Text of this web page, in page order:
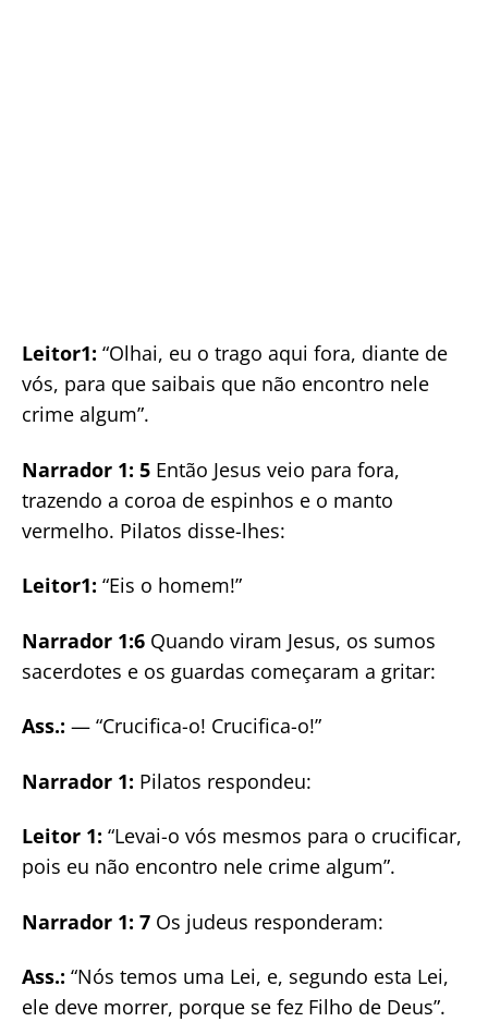
Leitor1: “Olhai, eu o trago aqui fora, diante de
vós, para que saibais que não encontro nele
crime algum”.
Narrador 1: 5 Então Jesus veio para fora,
trazendo a coroa de espinhos e o manto
vermelho. Pilatos disse-lhes:
Leitor1: “Eis o homem!”
Narrador 1:6 Quando viram Jesus, os sumos
sacerdotes e os guardas começaram a gritar:
Ass.: — “Crucifica-o! Crucifica-o!”
Narrador 1: Pilatos respondeu:
Leitor 1: “Levai-o vós mesmos para o crucificar,
pois eu não encontro nele crime algum”.
Narrador 1: 7 Os judeus responderam:
Ass.: “Nós temos uma Lei, e, segundo esta Lei,
ele deve morrer, porque se fez Filho de Deus”.